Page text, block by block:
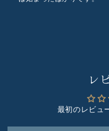
レ
最初のレビュ